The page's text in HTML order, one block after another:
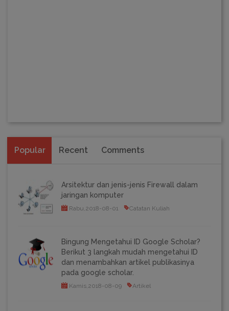
Popular Recent Comments
Arsitektur dan jenis-jenis Firewall dalam
jaringan komputer
Rabu,2018-08-01 Catatan Kuliah
Bingung Mengetahui ID Google Scholar?
Berikut 3 langkah mudah mengetahui ID
dan menambahkan artikel publikasinya
pada google scholar.
Kamis,2018-08-09 Artikel